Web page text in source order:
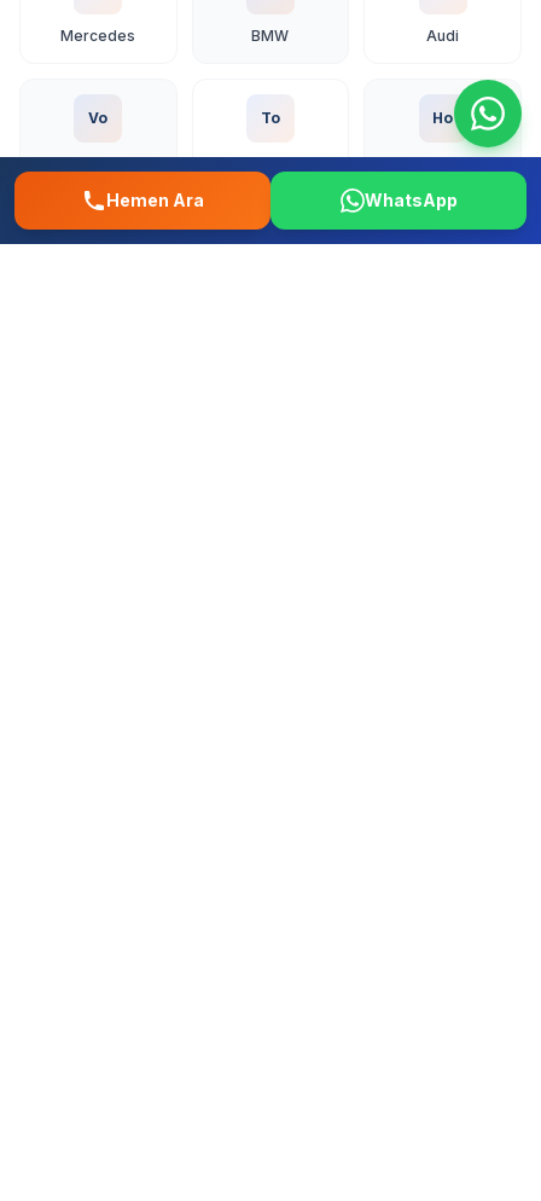
Mercedes BMW Audi
Vo To Ho
Fo Re Fi
Hemen Ara WhatsApp